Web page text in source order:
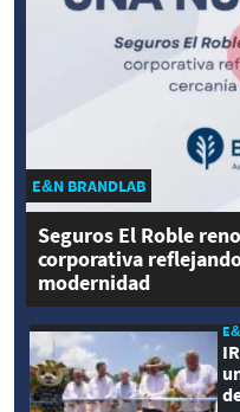
E&N BRANDLAB
Seguros El Roble
corporativa
modernidad